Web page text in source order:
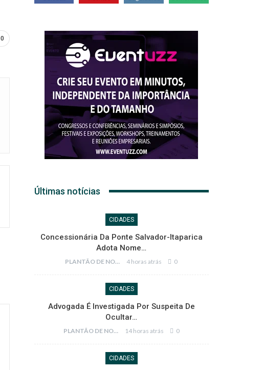
0
Últimas notícias
CIDADES
Concessionária Da Ponte Salvador-Itaparica
Adota Nome…
PLANTÃO DE NOTÍCIAS 4 horas atrás 0
CIDADES
Advogada É Investigada Por Suspeita De
Ocultar…
PLANTÃO DE NOTÍCIAS 14 horas atrás 0
CIDADES